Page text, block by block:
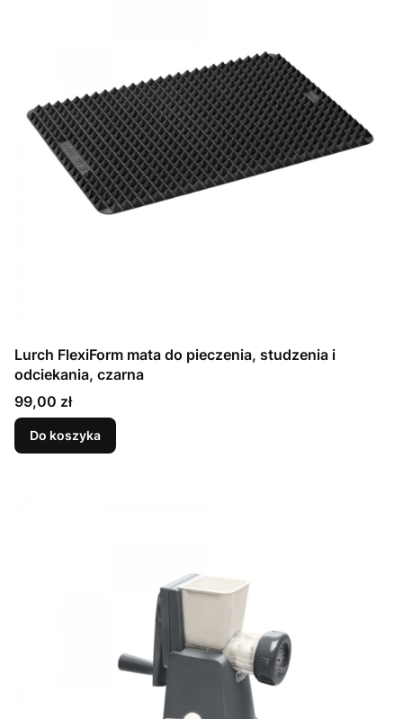
Lurch FlexiForm mata do pieczenia, studzenia i
odciekania, czarna
Cena
99,00 zł
Do koszyka